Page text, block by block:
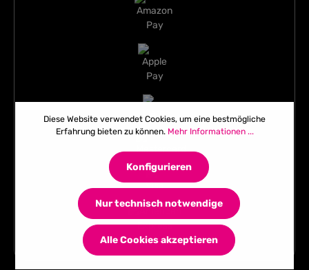
Diese Website verwendet Cookies, um eine bestmögliche
Erfahrung bieten zu können. Mehr Informationen ...
Nur technisch notwendige
Konfigurieren
Alle Cookies akzeptieren